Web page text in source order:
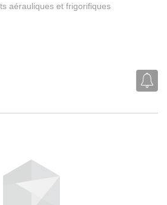
aérauliques et frigorifiques